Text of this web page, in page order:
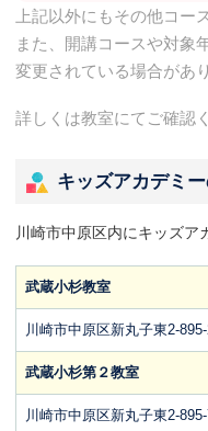
上記以外にもその他コー
また、開講コースや対象
変更されている場合があ
詳しくは教室にてご確認
キッズアカデミ
川崎市中原区内にキッズア
武蔵小杉教室
川崎市中原区新丸子東2-
武蔵小杉第２教室
川崎市中原区新丸子東2-